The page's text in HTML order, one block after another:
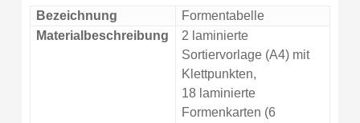
Bezeichnung
Formentabelle
Materialbeschreibung
2 laminierte
Sortiervorlage (A4) mit
Klettpunkten,
18 laminierte
Formenkarten (6